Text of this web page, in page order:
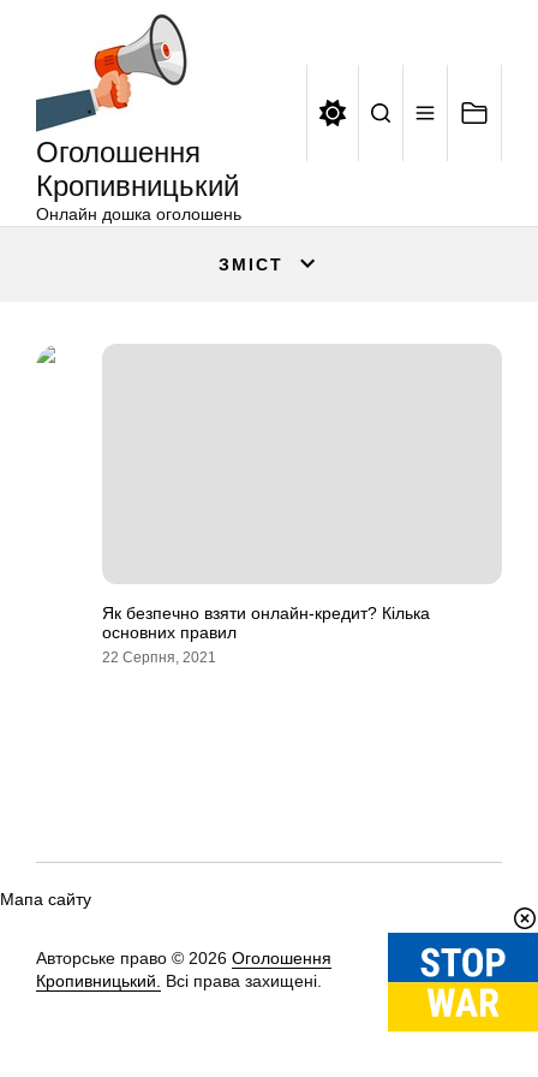
Оголошення
Кропивницький
Онлайн дошка оголошень
ЗМІСТ
Як безпечно взяти онлайн-кредит? Кілька
основних правил
22 Серпня, 2021
Мапа сайту
Авторське право © 2026 Оголошення
Кропивницький.
Всі права захищені.
Вгору↑